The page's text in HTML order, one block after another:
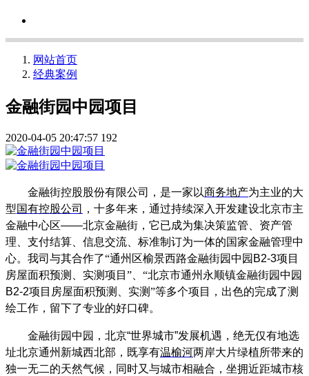
网站首页
经典案例
金融街园中园项目
2020-04-05 20:47:57 192
金融街控股股份有限公司，是一家以商务地产为主业的大
型国有控股公司
，十多年来，通过持续深入开发建设北京市主
金融中心区——北京金融街，它已成为集决策监管、资产管
理、支付结算、信息交流、标准制订为一体的国家金融管理中
心。我司与其合作了“通州区榆景西路金融街园中园 B2-3项目
房屋面积预测、实测项目”、“北京市通州永顺镇金融街园中园
B2-2项目房屋面积预测、实测”等多个项目， 出色的完成了测
绘工作，留下了专业的好口碑。
金融街园中园，北京“世界城市”发展机遇，绝无仅有地选
址北京通州新城西北部，既享有温榆河两岸大片绿植所带来的
独一无二的天然气候，同时又与城市相融合，坐拥近距城市核